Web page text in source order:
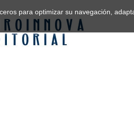
para optimizar su navegación,